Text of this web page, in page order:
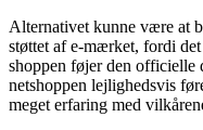
Alternativet kunne være at
støttet af e-mærket, fordi
shoppen føjer den officielle
netshoppen lejlighedsvis
meget erfaring med